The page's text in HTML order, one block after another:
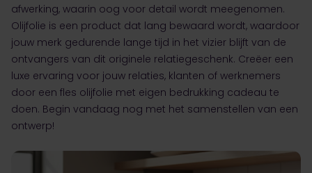
afwerking, waarin oog voor detail wordt meegenomen.
Olijfolie is een product dat lang bewaard wordt, waardoor
jouw merk gedurende lange tijd in het vizier blijft van de
ontvangers van dit originele relatiegeschenk. Creëer een
luxe ervaring voor jouw relaties, klanten of werknemers
door een fles olijfolie met eigen bedrukking cadeau te
doen. Begin vandaag nog met het samenstellen van een
ontwerp!